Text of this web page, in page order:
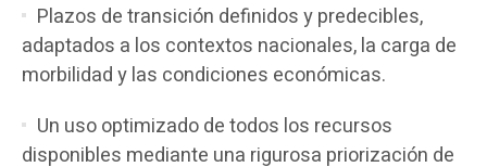
Plazos de transición definidos y predecibles,
adaptados a los contextos nacionales, la carga de
morbilidad y las condiciones económicas.
Un uso optimizado de todos los recursos
disponibles mediante una rigurosa priorización de